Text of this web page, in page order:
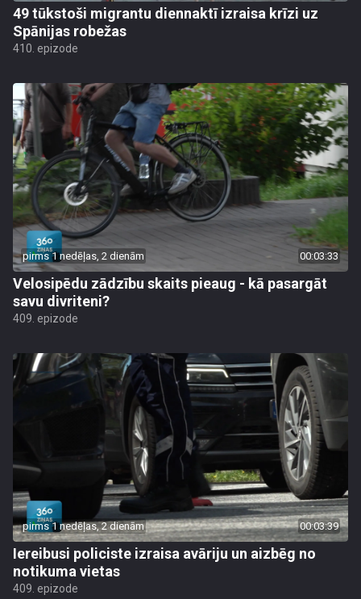
49 tūkstoši migrantu diennaktī izraisa krīzi uz
Spānijas robežas
410. epizode
pirms 1 nedēļas, 2 dienām 00:03:33
Velosipēdu zādzību skaits pieaug - kā pasargāt
savu divriteni?
409. epizode
pirms 1 nedēļas, 2 dienām 00:03:39
Iereibusi policiste izraisa avāriju un aizbēg no
notikuma vietas
409. epizode